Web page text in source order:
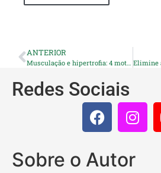
ANTERIOR
Musculação e hipertrofia: 4 motivos para tomar BCAA
Redes Sociais
Sobre o Autor